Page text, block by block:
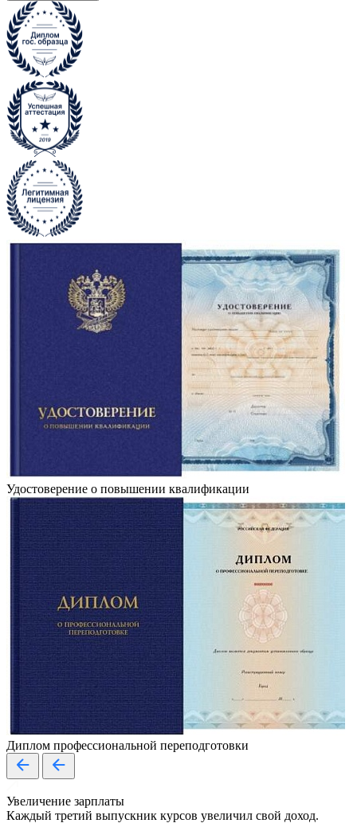
Удостоверение о повышении квалификации
Диплом профессиональной переподготовки
Увеличение зарплаты
Каждый третий выпускник курсов увеличил свой доход.